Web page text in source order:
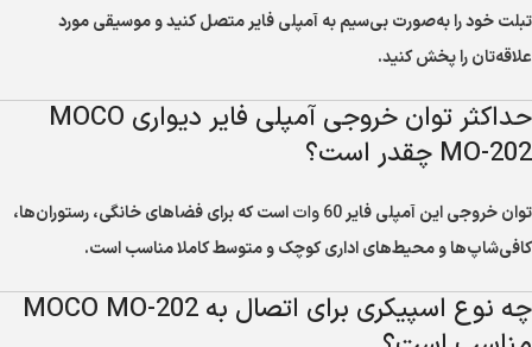
تبلت خود را به‌صورت بی‌سیم به آمپلی فایر متصل کنید و موسیقی مورد
علاقه‌تان را پخش کنید.
حداکثر توان خروجی آمپلی فایر دیواری MOCO
MO-202 چقدر است؟
توان خروجی این آمپلی فایر60 وات
است که برای فضاهای خانگی، رستوران‌ها،
کافی‌شاپ‌ها و محیط‌های اداری کوچک و متوسط کاملا مناسب است.
چه نوع اسپیکری برای اتصال به MOCO MO-202